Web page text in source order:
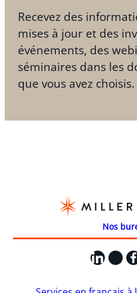
Recevez des
mises à jour et des
événements, des
séminaires dans les
que vous avez choisis.
Nos
X